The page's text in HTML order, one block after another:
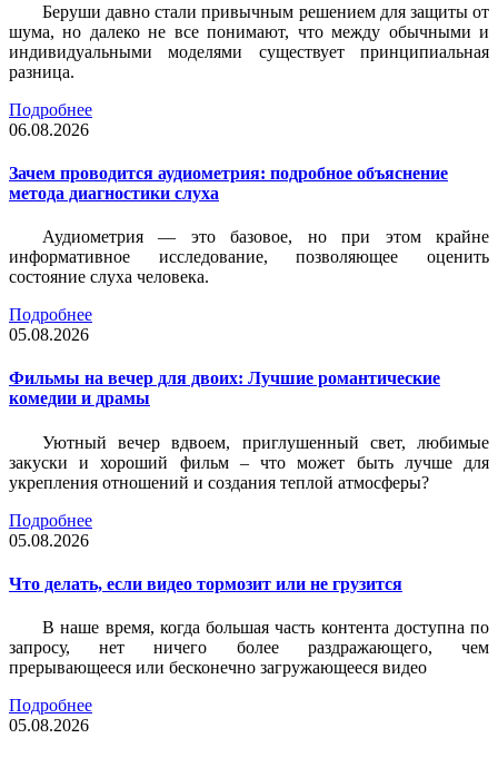
Беруши давно стали привычным решением для защиты от
шума, но далеко не все понимают, что между обычными и
индивидуальными моделями существует принципиальная
разница.
Подробнее
06.08.2026
Зачем проводится аудиометрия: подробное объяснение
метода диагностики слуха
Аудиометрия — это базовое, но при этом крайне
информативное исследование, позволяющее оценить
состояние слуха человека.
Подробнее
05.08.2026
Фильмы на вечер для двоих: Лучшие романтические
комедии и драмы
Уютный вечер вдвоем, приглушенный свет, любимые
закуски и хороший фильм – что может быть лучше для
укрепления отношений и создания теплой атмосферы?
Подробнее
05.08.2026
Что делать, если видео тормозит или не грузится
В наше время, когда большая часть контента доступна по
запросу, нет ничего более раздражающего, чем
прерывающееся или бесконечно загружающееся видео
Подробнее
05.08.2026